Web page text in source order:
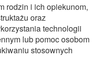
rodzin i ich opiekunom,
oraz
technologii
lub pomoc osobom
stosownych